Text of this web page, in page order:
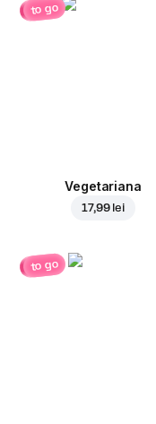
to go
Vegetariana
17,99 lei
to go